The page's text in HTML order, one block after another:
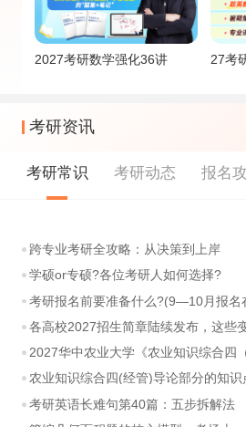
2027考研数学强化36讲 27考
考研资讯
考研常识 考研动态 报名
跨专业考研全攻略：从决策到上岸
学硕or专硕?各位考研人如何选择?
考研报名前要准备什么?(9—10月报名
各高校2027招生简章陆续发布，这些
2027华中农业大学《农业知识综合四（文
农业知识综合四(经管)导论部分的知识
考研英语长难句第40篇：五步拆解法